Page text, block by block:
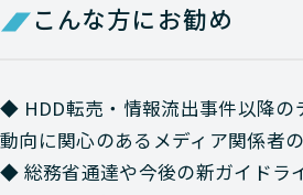
こんな方にお勧め
◆ HDD転売・情報流出事件以降の
動向に関心のあるメディア関係者
◆ 総務省通達や今後の新ガイドラ